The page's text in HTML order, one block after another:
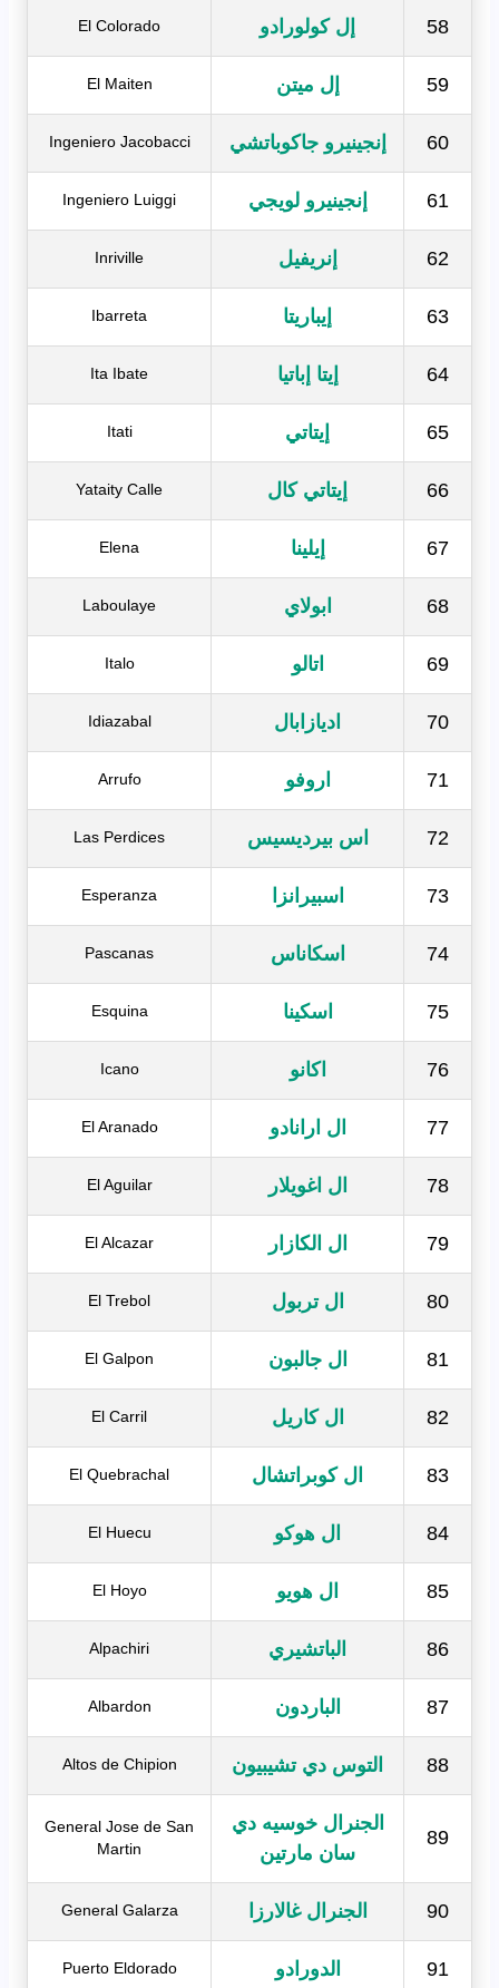
58 إل كولورادو El Colorado
59 إل ميتن El Maiten
60 إنجينيرو جاكوباتشي Ingeniero Jacobacci
61 إنجينيرو لويجي Ingeniero Luiggi
62 إنريفيل Inriville
63 إيباريتا Ibarreta
64 إيتا إباتيا Ita Ibate
65 إيتاتي Itati
66 إيتاتي كال Yataity Calle
67 إيلينا Elena
68 ابولاي Laboulaye
69 اتالو Italo
70 اديازابال Idiazabal
71 اروفو Arrufo
72 اس بيرديسيس Las Perdices
73 اسبيرانزا Esperanza
74 اسكاناس Pascanas
75 اسكينا Esquina
76 اكانو Icano
77 ال ارانادو El Aranado
78 ال اغويلار El Aguilar
79 ال الكازار El Alcazar
80 ال تربول El Trebol
81 ال جالبون El Galpon
82 ال كاريل El Carril
83 ال كوبراتشال El Quebrachal
84 ال هوكو El Huecu
85 ال هويو El Hoyo
86 الباتشيري Alpachiri
87 الباردون Albardon
88 التوس دي تشيبيون Altos de Chipion
89
الجنرال خوسيه دي
سان مارتين
General Jose de San
Martin
90 الجنرال غالارزا General Galarza
91 الدورادو Puerto Eldorado